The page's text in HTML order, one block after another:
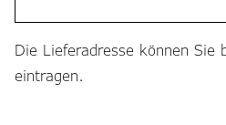
Die Lieferadresse können Sie
eintragen.